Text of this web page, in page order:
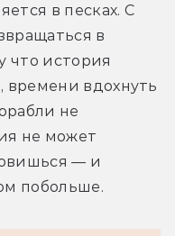
в песках. С
в
что история
вдохнуть
не
не может
— и
побольше.